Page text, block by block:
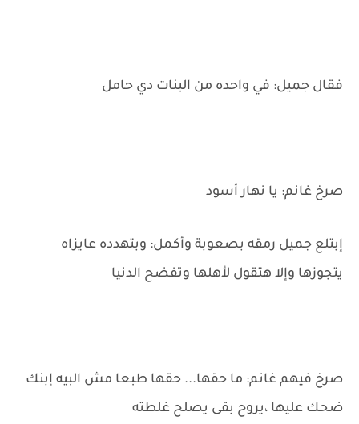
فقال جميل: في واحده من البنات دي حامل
صرخ غانم: يا نهار أسود
إبتلع جميل رمقه بصعوبة وأكمل: وبتهدده عايزاه
يتجوزها وإلا هتقول لأهلها وتفضح الدنيا
صرخ فيهم غانم: ما حقها... حقها طبعا مش البيه إبنك
ضحك عليها ،يروح بقى يصلح غلطته